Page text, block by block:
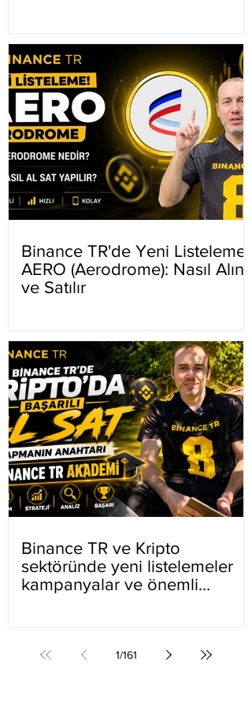
Binance TR'de Yeni Listeleme
AERO (Aerodrome): Nasıl Alınır
ve Satılır
Binance TR ve Kripto
sektöründe yeni listelemeler
kampanyalar ve önemli
1/161